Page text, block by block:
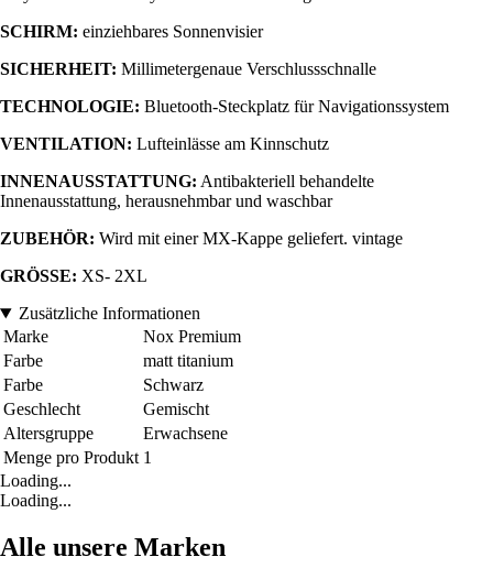
SCHIRM: einziehbares Sonnenvisier
SICHERHEIT: Millimetergenaue Verschlussschnalle
TECHNOLOGIE: Bluetooth-Steckplatz für Navigationssystem
VENTILATION: Lufteinlässe am Kinnschutz
INNENAUSSTATTUNG: Antibakteriell behandelte
Innenausstattung, herausnehmbar und waschbar
ZUBEHÖR: Wird mit einer MX-Kappe geliefert. vintage
GRÖSSE: XS- 2XL
Zusätzliche Informationen
Marke
Nox Premium
Farbe
matt titanium
Farbe
Schwarz
Geschlecht
Gemischt
Altersgruppe
Erwachsene
Menge pro Produkt 1
Loading...
Loading...
Alle unsere Marken